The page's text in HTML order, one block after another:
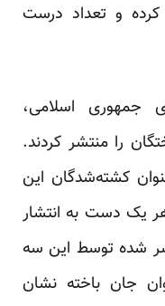
کرده و تعداد درست
جمهوری اسلامی،
را منتشر کردند.
تن را به عنوان کشته‌شدگان این
یک دست به انتشار
شده توسط این سه
را به عنوان جان باخته نشان